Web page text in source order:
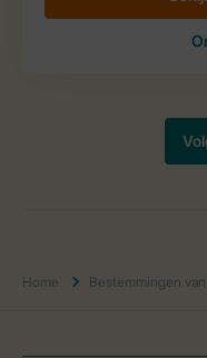
Home Bestemmingen